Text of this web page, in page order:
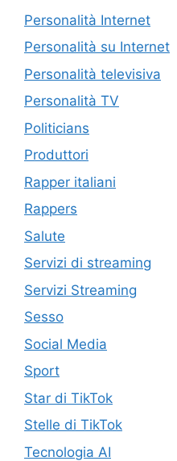
Personalità Internet
Personalità su Internet
Personalità televisiva
Personalità TV
Politicians
Produttori
Rapper italiani
Rappers
Salute
Servizi di streaming
Servizi Streaming
Sesso
Social Media
Sport
Star di TikTok
Stelle di TikTok
Tecnologia AI